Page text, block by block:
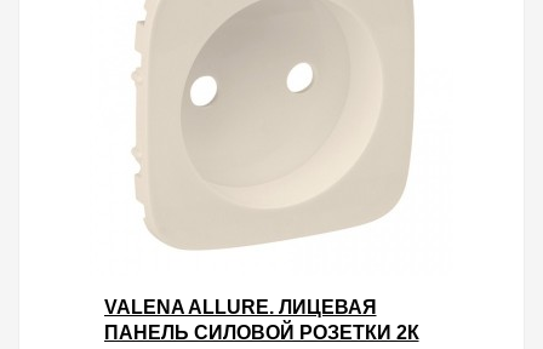
VALENA ALLURE. ЛИЦЕВАЯ
ПАНЕЛЬ СИЛОВОЙ РОЗЕТКИ 2К